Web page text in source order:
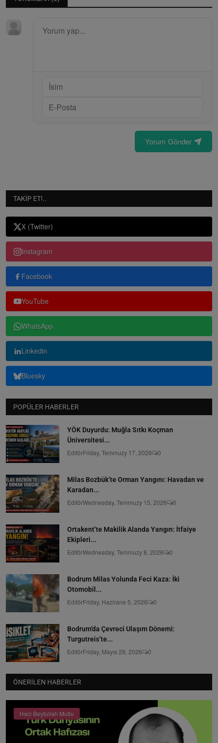
Yorum Gönder
TAKIP ET!..
X (Twitter)
Instagram
Facebook
YouTube
WhatsApp
Linkedin
Bluesky
POPÜLER HABERLER
YÖK Duyurdu: Muğla Sıtkı Koçman
Üniversitesi...
EditörFriday, Temmuzy 17, 2026 0
Milas Bozbük’te Orman Yangını: Havadan ve
Karadan...
EditörWednesday, Temmuzy 15, 2026 0
Ortakent’te Makilik Alanda Yangın: İtfaiye
Ekipleri...
EditörWednesday, Temmuzy 8, 2026 0
Bodrum Milas Yolunda Feci Kaza: İki
Otomobil...
EditörFriday, Hazirane 5, 2026 0
Bodrum’da Çevreci Ulaşım Dönemi:
Turgutreis’te...
EditörFriday, Mayıs 29, 2026 0
ÖNERILEN HABERLER
Hacı Beytullah Mutlu